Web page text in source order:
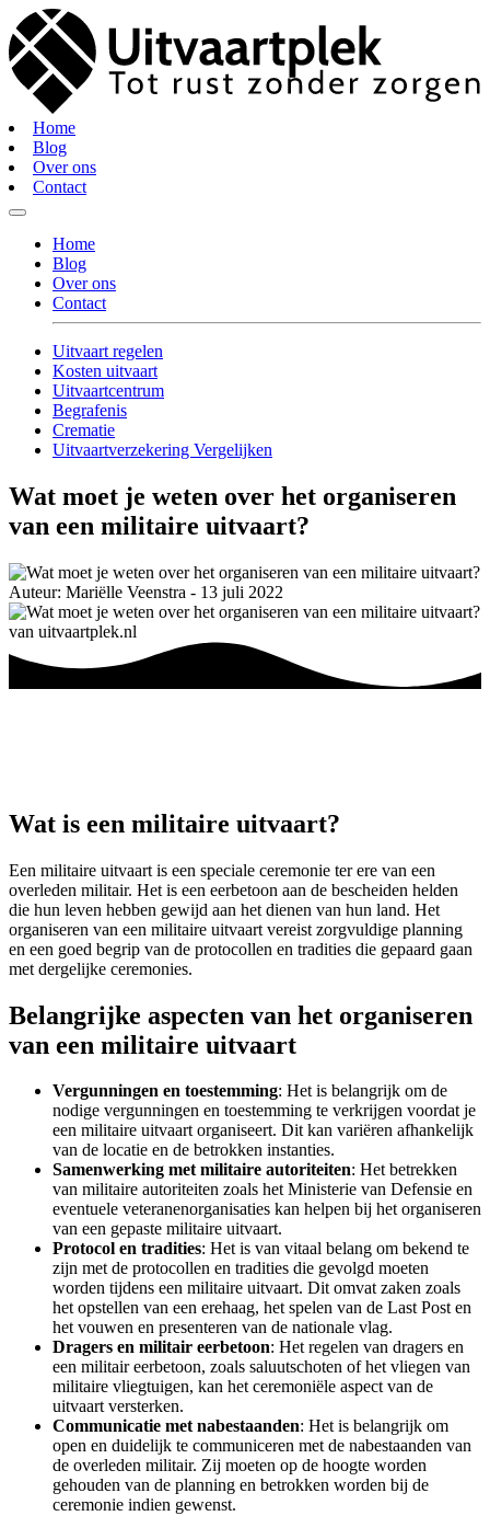
Home
Blog
Over ons
Contact
Home
Blog
Over ons
Contact
Uitvaart regelen
Kosten uitvaart
Uitvaartcentrum
Begrafenis
Crematie
Uitvaartverzekering Vergelijken
Wat moet je weten over het organiseren
van een militaire uitvaart?
Auteur: Mariëlle Veenstra - 13 juli 2022
Wat is een militaire uitvaart?
Een militaire uitvaart is een speciale ceremonie ter ere van een
overleden militair. Het is een eerbetoon aan de bescheiden helden
die hun leven hebben gewijd aan het dienen van hun land. Het
organiseren van een militaire uitvaart vereist zorgvuldige planning
en een goed begrip van de protocollen en tradities die gepaard gaan
met dergelijke ceremonies.
Belangrijke aspecten van het organiseren
van een militaire uitvaart
Vergunningen en toestemming: Het is belangrijk om de
nodige vergunningen en toestemming te verkrijgen voordat je
een militaire uitvaart organiseert. Dit kan variëren afhankelijk
van de locatie en de betrokken instanties.
Samenwerking met militaire autoriteiten: Het betrekken
van militaire autoriteiten zoals het Ministerie van Defensie en
eventuele veteranenorganisaties kan helpen bij het organiseren
van een gepaste militaire uitvaart.
Protocol en tradities: Het is van vitaal belang om bekend te
zijn met de protocollen en tradities die gevolgd moeten
worden tijdens een militaire uitvaart. Dit omvat zaken zoals
het opstellen van een erehaag, het spelen van de Last Post en
het vouwen en presenteren van de nationale vlag.
Dragers en militair eerbetoon: Het regelen van dragers en
een militair eerbetoon, zoals saluutschoten of het vliegen van
militaire vliegtuigen, kan het ceremoniële aspect van de
uitvaart versterken.
Communicatie met nabestaanden: Het is belangrijk om
open en duidelijk te communiceren met de nabestaanden van
de overleden militair. Zij moeten op de hoogte worden
gehouden van de planning en betrokken worden bij de
ceremonie indien gewenst.